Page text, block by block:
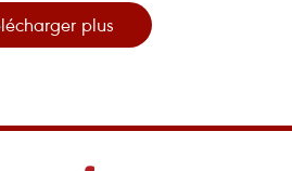
plus